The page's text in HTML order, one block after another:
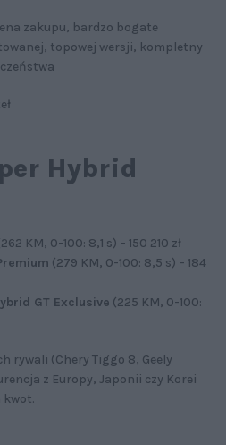
zakupu, bardzo bogate
topowej wersji, kompletny
Hybrid
KM, 0-100: 8,1 s) – 150 210 zł
(279 KM, 0-100: 8,5 s) – 184
GT Exclusive (225 KM, 0-100:
rywali (Chery Tiggo 8, Geely
z Europy, Japonii czy Korei
kwot.